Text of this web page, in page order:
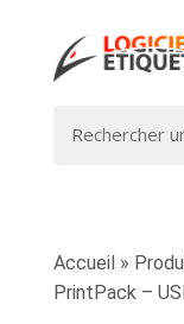
Accueil »
PrintPack –